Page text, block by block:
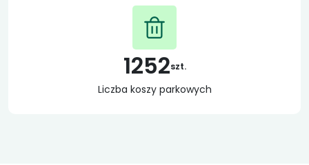
1252szt.
Liczba koszy parkowych